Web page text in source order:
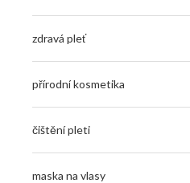
zdravá pleť
přírodní kosmetika
čištění pleti
maska na vlasy